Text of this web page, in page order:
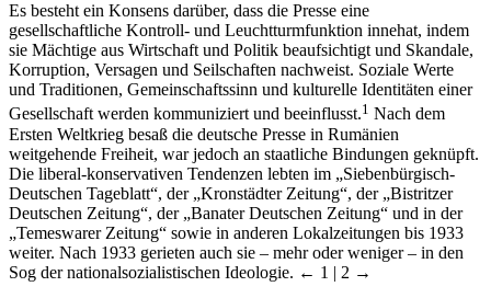
Es besteht ein Konsens darüber, dass die Presse eine
gesellschaftliche Kontroll- und Leuchtturmfunktion innehat, indem
sie Mächtige aus Wirtschaft und Politik beaufsichtigt und Skandale,
Korruption, Versagen und Seilschaften nachweist. Soziale Werte
und Traditionen, Gemeinschaftssinn und kulturelle Identitäten einer
Gesellschaft werden kommuniziert und beeinflusst.1 Nach dem
Ersten Weltkrieg besaß die deutsche Presse in Rumänien
weitgehende Freiheit, war jedoch an staatliche Bindungen geknüpft.
Die liberal-konservativen Tendenzen lebten im „Siebenbürgisch-
Deutschen Tageblatt“, der „Kronstädter Zeitung“, der „Bistritzer
Deutschen Zeitung“, der „Banater Deutschen Zeitung“ und in der
„Temeswarer Zeitung“ sowie in anderen Lokalzeitungen bis 1933
weiter. Nach 1933 gerieten auch sie – mehr oder weniger – in den
Sog der nationalsozialistischen Ideologie. ← 1 | 2 →